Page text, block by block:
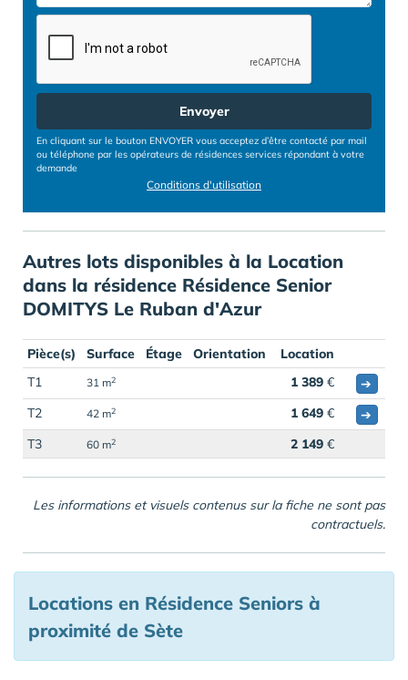
Envoyer
En cliquant sur le bouton ENVOYER vous acceptez d’être contacté par mail
ou téléphone par les opérateurs de résidences services répondant à votre
demande
Conditions d'utilisation
Autres lots disponibles à la Location
dans la résidence Résidence Senior
DOMITYS Le Ruban d'Azur
Pièce(s) Surface Étage Orientation
Location
T1
31 m2 1 389 €
➔
T2
42 m2 1 649 €
➔
T3
60 m2 2 149 €
Les informations et visuels contenus sur la fiche ne sont pas
contractuels.
Locations en Résidence Seniors à
proximité de Sète